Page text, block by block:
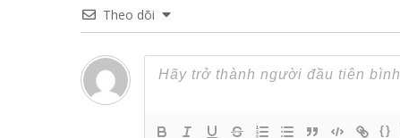
Theo dõi
{}